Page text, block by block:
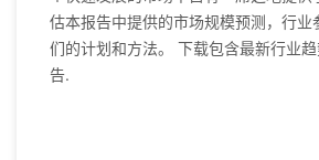
估本报告中提供的市场规模预测，行业
们的计划和方法。 下载包含最新行业
告.